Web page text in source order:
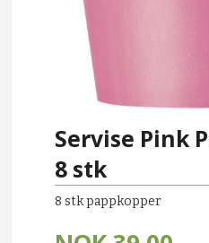
Servise Pink
8 stk
8 stk pappkopper